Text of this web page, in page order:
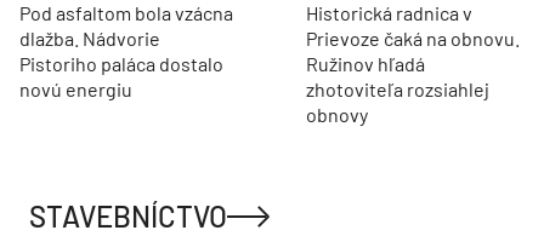
Pod asfaltom bola vzácna
dlažba. Nádvorie
Pistoriho paláca dostalo
novú energiu
Historická radnica v
Prievoze čaká na obnovu.
Ružinov hľadá
zhotoviteľa rozsiahlej
obnovy
STAVEBNÍCTVO